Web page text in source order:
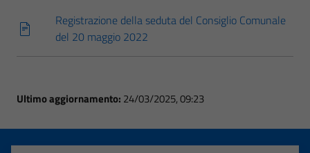
Registrazione della seduta del Consiglio Comunale
del 20 maggio 2022
Ultimo aggiornamento: 24/03/2025, 09:23